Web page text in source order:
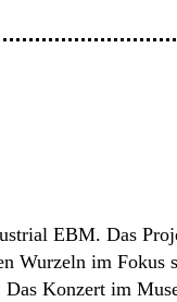
EBM. Das
Wurzeln im Fokus
Das Konzert im